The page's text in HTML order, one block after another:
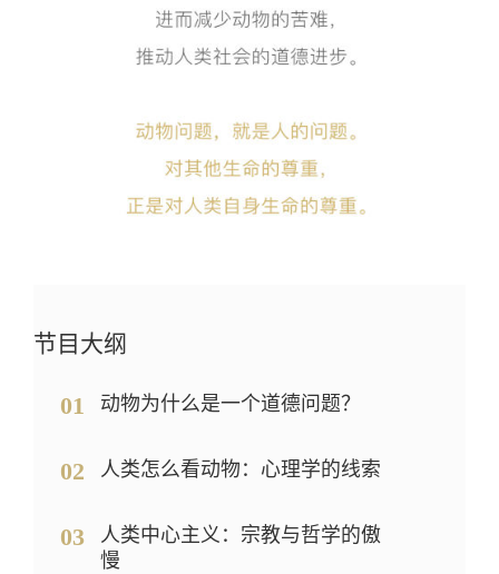
节目大纲
01 动物为什么是一个道德问题？
02 人类怎么看动物：心理学的线索
03
人类中心主义：宗教与哲学的傲
慢